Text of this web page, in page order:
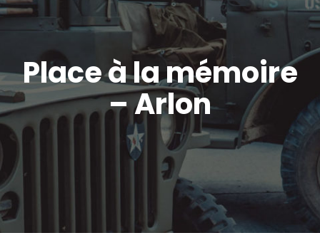
Place à la mémoire
– Arlon